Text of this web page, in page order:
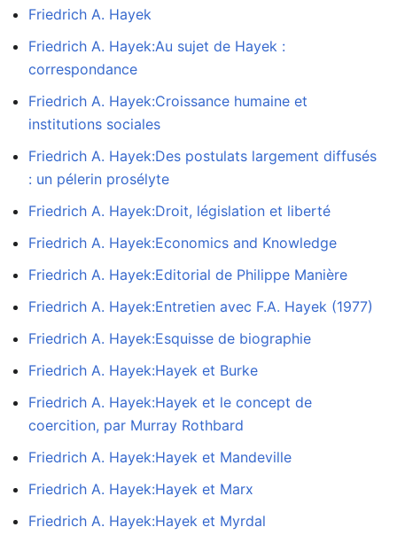
Friedrich A. Hayek
Friedrich A. Hayek:Au sujet de Hayek :
correspondance
Friedrich A. Hayek:Croissance humaine et
institutions sociales
Friedrich A. Hayek:Des postulats largement diffusés
: un pélerin prosélyte
Friedrich A. Hayek:Droit, législation et liberté
Friedrich A. Hayek:Economics and Knowledge
Friedrich A. Hayek:Editorial de Philippe Manière
Friedrich A. Hayek:Entretien avec F.A. Hayek (1977)
Friedrich A. Hayek:Esquisse de biographie
Friedrich A. Hayek:Hayek et Burke
Friedrich A. Hayek:Hayek et le concept de
coercition, par Murray Rothbard
Friedrich A. Hayek:Hayek et Mandeville
Friedrich A. Hayek:Hayek et Marx
Friedrich A. Hayek:Hayek et Myrdal